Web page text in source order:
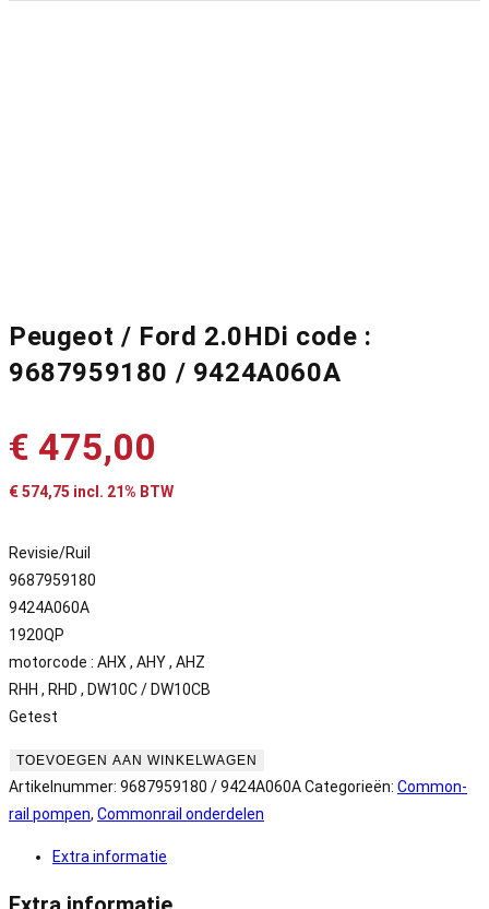
Peugeot / Ford 2.0HDi code :
9687959180 / 9424A060A
€ 475,00
€574,75 incl. 21% BTW
Revisie/Ruil
9687959180
9424A060A
1920QP
motorcode : AHX , AHY , AHZ
RHH , RHD , DW10C / DW10CB
Getest
Peugeot
/
Ford
:
TOEVOEGEN AAN WINKELWAGEN
Artikelnummer: 9687959180 / 9424A060ACategorieën: Common-
rail pompen, Commonrail onderdelen
Extra informatie